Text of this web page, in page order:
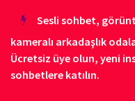
Sesli sohbet,
kameralı arkadaşlık
Ücretsiz üye olun, yeni
sohbetlere katılın.